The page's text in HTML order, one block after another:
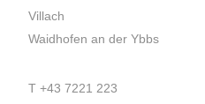
Villach
Waidhofen an der Ybbs
T +43 7221 223